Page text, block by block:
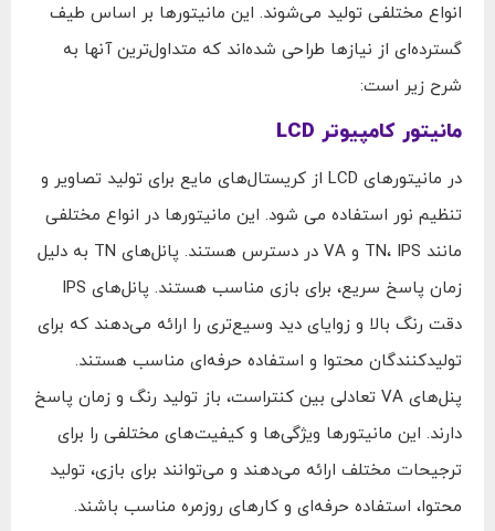
انواع مختلفی تولید می‌شوند. این مانیتورها بر اساس طیف
گسترده‌ای از نیازها طراحی شده‌اند که متداول‌ترین آنها به
شرح زیر است:
مانیتور کامپیوتر LCD
در مانیتورهای LCD از کریستال‌های مایع برای تولید تصاویر و
تنظیم نور استفاده می شود. این مانیتورها در انواع مختلفی
مانند TN، IPS و VA در دسترس هستند. پانل‌های TN به دلیل
زمان پاسخ سریع، برای بازی مناسب هستند. پانل‌های IPS
دقت رنگ بالا و زوایای دید وسیع‌تری را ارائه می‌دهند که برای
تولیدکنندگان محتوا و استفاده حرفه‌ای مناسب هستند.
پنل‌های VA تعادلی بین کنتراست، باز تولید رنگ و زمان پاسخ
دارند. این مانیتورها ویژگی‌ها و کیفیت‌های مختلفی را برای
ترجیحات مختلف ارائه می‌دهند و می‌توانند برای بازی، تولید
محتوا، استفاده حرفه‌ای و کارهای روزمره مناسب باشند.